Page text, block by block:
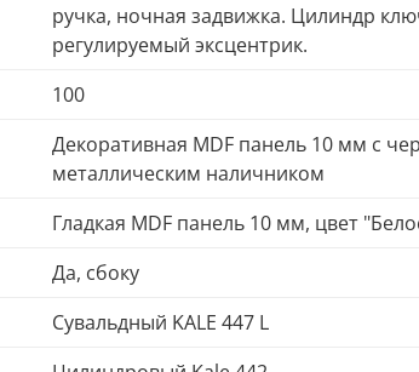
ручка, ночная задвижка. Цилиндр
регулируемый эксцентрик.
100
Декоративная MDF панель 10 мм с
металлическим наличником
Гладкая MDF панель 10 мм, цвет
Да, сбоку
Сувальдный KALE 447 L